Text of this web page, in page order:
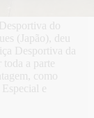
do
(Japão), deu
Desportiva da
a parte
como
e